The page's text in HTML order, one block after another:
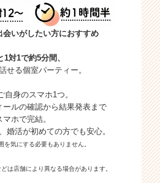
会いがしたい方におすすめ
1対1で約5分間、
せる個室パーティー。
自身のスマホ1つ。
ールの確認から結果発表まで
マホで完結。
婚活が初めての方でも安心。
を気にする必要もありません。
は店舗により異なる場合があります。